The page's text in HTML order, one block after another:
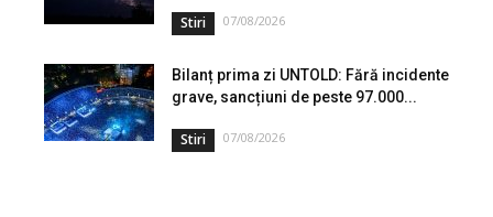
Stiri 07/08/2026
Bilanț prima zi UNTOLD: Fără incidente
grave, sancțiuni de peste 97.000...
Stiri 07/08/2026